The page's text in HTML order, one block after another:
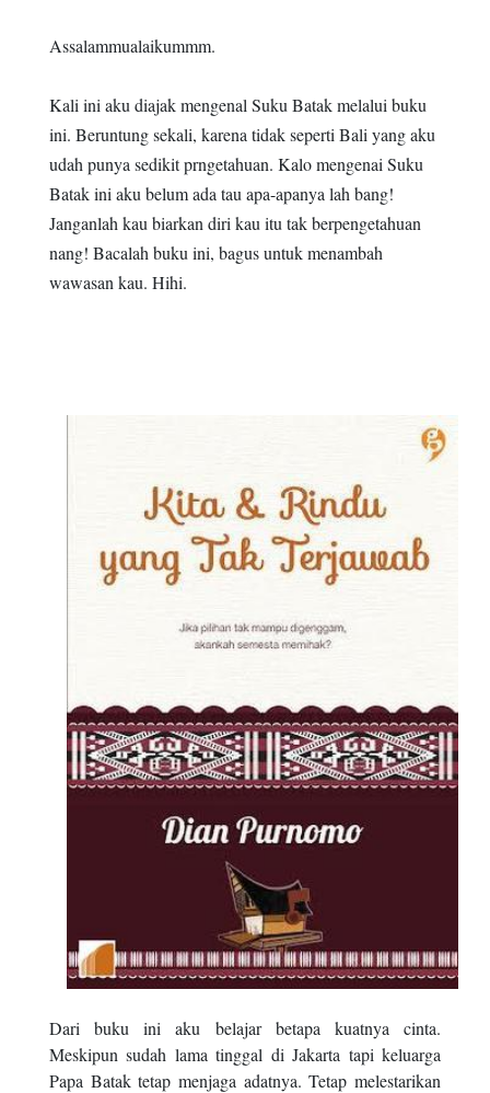
Assalammualaikummm.
Kali ini aku diajak mengenal Suku Batak melalui buku
ini. Beruntung sekali, karena tidak seperti Bali yang aku
udah punya sedikit prngetahuan. Kalo mengenai Suku
Batak ini aku belum ada tau apa-apanya lah bang!
Janganlah kau biarkan diri kau itu tak berpengetahuan
nang! Bacalah buku ini, bagus untuk menambah
wawasan kau. Hihi.
Dari buku ini aku belajar betapa kuatnya cinta.
Meskipun sudah lama tinggal di Jakarta tapi keluarga
Papa Batak tetap menjaga adatnya. Tetap melestarikan